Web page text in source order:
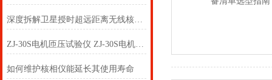
深度拆解卫星授时超远距离无线核相器核心优势
ZJ-30S电机匝压试验仪 ZJ-30S电机匝压试验仪
如何维护核相仪能延长其使用寿命